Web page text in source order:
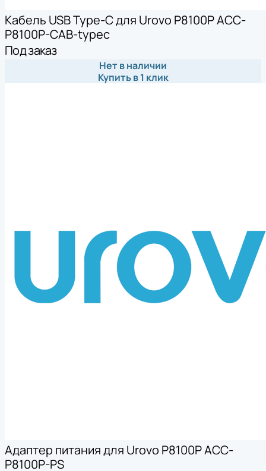
Кабель USB Type-C для Urovo P8100P ACC-
P8100P-CAB-typec
Под заказ
Нет в наличии
Купить в 1 клик
Адаптер питания для Urovo P8100P ACC-
P8100P-PS